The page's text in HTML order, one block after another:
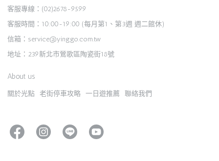
客服專線：(02)2678-9599
客服時間：10:00-19:00 (每月第1、第3週 週二館休)
信箱：service@yinggo.com.tw
地址：239新北市鶯歌區陶瓷街18號
About us
關於光點 老街停車攻略 一日遊推薦 聯絡我們